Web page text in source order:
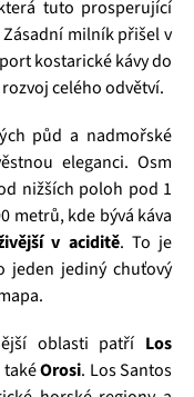
tuto prosperující
milník přišel v
kostarické kávy do
celého odvětví.
půd a nadmořské
eleganci. Osm
nižších poloh pod 1
metrů, kde bývá káva
v aciditě. To je
jeden jediný chuťový
oblasti patří Los
takéOrosi. Los Santos